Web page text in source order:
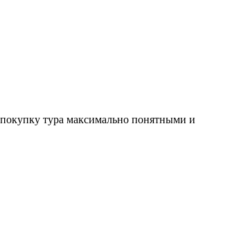
тура максимально понятными и